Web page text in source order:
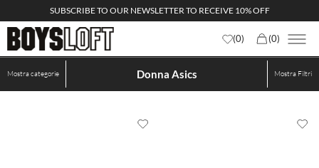
SUBSCRIBE TO OUR NEWSLETTER TO RECEIVE 10% OFF
(0) (0)
Mostra categorie Donna Asics Mostra Filtri